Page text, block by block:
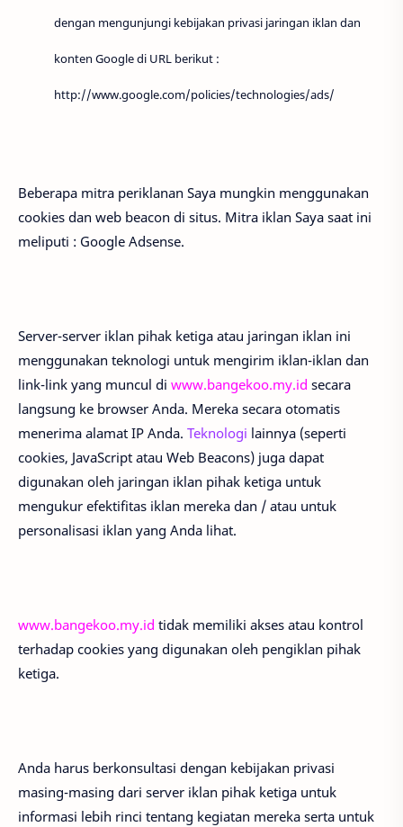
dengan mengunjungi kebijakan privasi jaringan iklan dan
konten Google di URL berikut :
http://www.google.com/policies/technologies/ads/
Beberapa mitra periklanan Saya mungkin menggunakan
cookies dan web beacon di situs. Mitra iklan Saya saat ini
meliputi : Google Adsense.
Server-server iklan pihak ketiga atau jaringan iklan ini
menggunakan teknologi untuk mengirim iklan-iklan dan
link-link yang muncul di www.bangekoo.my.id secara
langsung ke browser Anda. Mereka secara otomatis
menerima alamat IP Anda. Teknologi lainnya (seperti
cookies, JavaScript atau Web Beacons) juga dapat
digunakan oleh jaringan iklan pihak ketiga untuk
mengukur efektifitas iklan mereka dan / atau untuk
personalisasi iklan yang Anda lihat.
www.bangekoo.my.id tidak memiliki akses atau kontrol
terhadap cookies yang digunakan oleh pengiklan pihak
ketiga.
Anda harus berkonsultasi dengan kebijakan privasi
masing-masing dari server iklan pihak ketiga untuk
informasi lebih rinci tentang kegiatan mereka serta untuk